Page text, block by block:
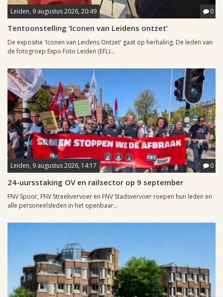
Leiden, 9 augustus 2026, 20:49 0
Tentoonstelling ‘Iconen van Leidens ontzet’
De expositie 'Iconen van Leidens Ontzet' gaat op herhaling. De leden van
de fotogroep Expo Foto Leiden (EFL)...
Leiden, 9 augustus 2026, 14:17 0
24-uursstaking OV en railsector op 9 september
FNV Spoor, FNV Streekvervoer en FNV Stadsvervoer roepen hun leden en
alle personeelsleden in het openbaar...